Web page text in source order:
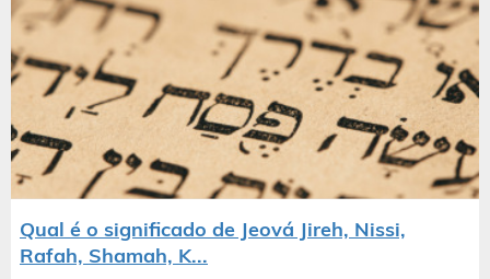
Qual é o significado de Jeová Jireh, Nissi,
Rafah, Shamah, K...